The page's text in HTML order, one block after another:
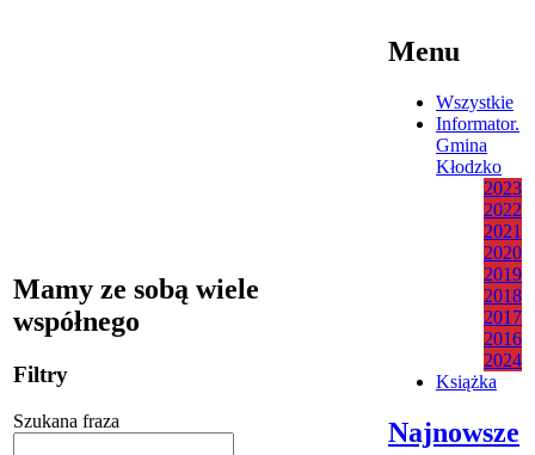
Mamy ze sobą wiele
współnego
Filtry
Szukana fraza
Menu
Wszystkie
Informator.
Gmina
Kłodzko
2023
2022
2021
2020
2019
2018
2017
2016
2024
Książka
Najnowsze